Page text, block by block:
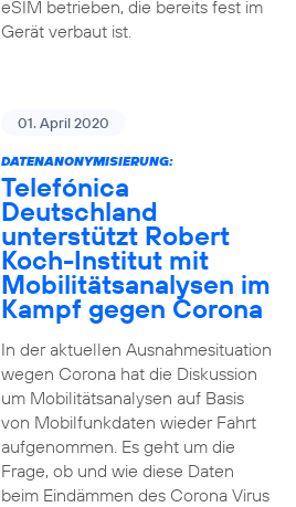
eSIM betrieben, die bereits fest im
Gerät verbaut ist.
01. April 2020
DATENANONYMISIERUNG:
Telefónica
Deutschland
unterstützt Robert
Koch-Institut mit
Mobilitätsanalysen im
Kampf gegen Corona
In der aktuellen Ausnahmesituation
wegen Corona hat die Diskussion
um Mobilitätsanalysen auf Basis
von Mobilfunkdaten wieder Fahrt
aufgenommen. Es geht um die
Frage, ob und wie diese Daten
beim Eindämmen des Corona Virus